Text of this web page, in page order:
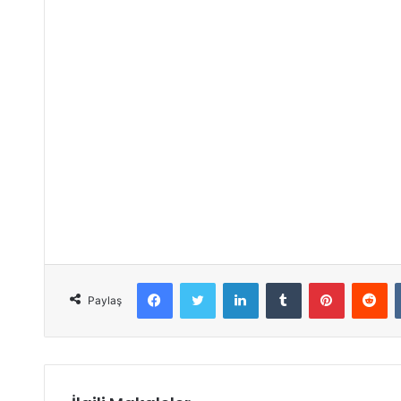
Paylaş
Facebook Twitter LinkedIn Tumblr Pinterest Reddit